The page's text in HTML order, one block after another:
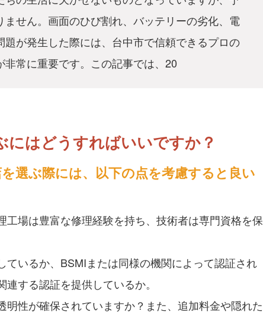
せん。画面のひび割れ、バッテリーの劣化、電
が発生した際には、台中市で信頼できるプロの
常に重要です。この記事では、20
にはどうすればいいですか？
選ぶ際には、以下の点を考慮すると良い
場は豊富な修理経験を持ち、技術者は専門資格を保
いるか、BSMIまたは同様の機関によって認証され
する認証を提供しているか。
性が確保されていますか？また、追加料金や隠れた